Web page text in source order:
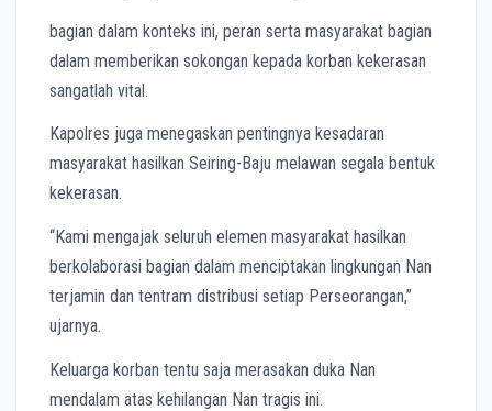
bagian dalam konteks ini, peran serta masyarakat bagian
dalam memberikan sokongan kepada korban kekerasan
sangatlah vital.
Kapolres juga menegaskan pentingnya kesadaran
masyarakat hasilkan Seiring-Baju melawan segala bentuk
kekerasan.
“Kami mengajak seluruh elemen masyarakat hasilkan
berkolaborasi bagian dalam menciptakan lingkungan Nan
terjamin dan tentram distribusi setiap Perseorangan,”
ujarnya.
Keluarga korban tentu saja merasakan duka Nan
mendalam atas kehilangan Nan tragis ini.